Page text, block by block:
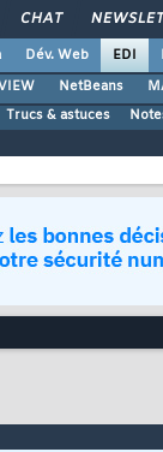
CHAT
Dév. Web EDI
NetBeans
Trucs & astuces